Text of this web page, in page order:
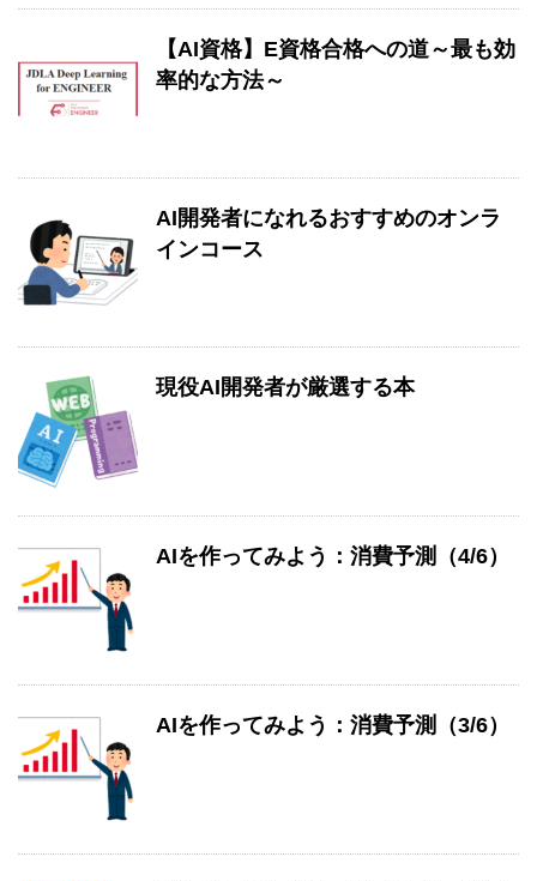
【AI資格】E資格合格への道～最も効
率的な方法～
AI開発者になれるおすすめのオンラ
インコース
現役AI開発者が厳選する本
AIを作ってみよう：消費予測（4/6）
AIを作ってみよう：消費予測（3/6）